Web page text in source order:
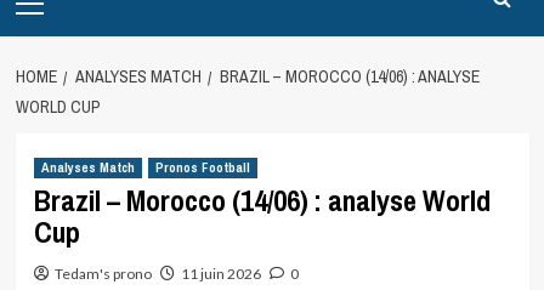
Menu
HOME ANALYSES MATCH
BRAZIL – MOROCCO (14/06) : ANALYSE
WORLD CUP
Analyses Match Pronos Football
Brazil – Morocco (14/06) : analyse World
Cup
Tedam's prono 11 juin 2026 0